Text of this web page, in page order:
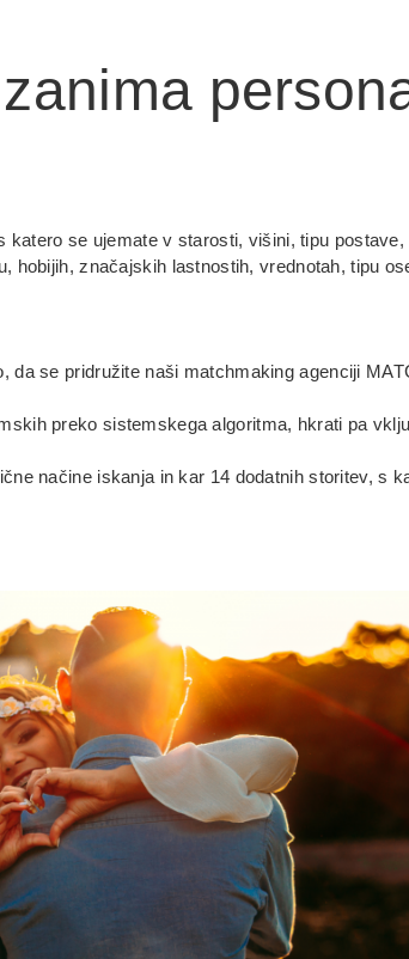
katero se ujemate v starosti, višini, tipu
hobijih, značajskih lastnostih, vrednotah, tipu
da se pridružite naši matchmaking agenciji
preko sistemskega algoritma, hkrati pa
načine iskanja in kar 14 dodatnih storitev, s